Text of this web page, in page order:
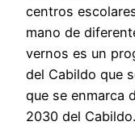
centros
mano de
vernos es un
del Cabildo que
que se enmarca
2030 del Cabildo.